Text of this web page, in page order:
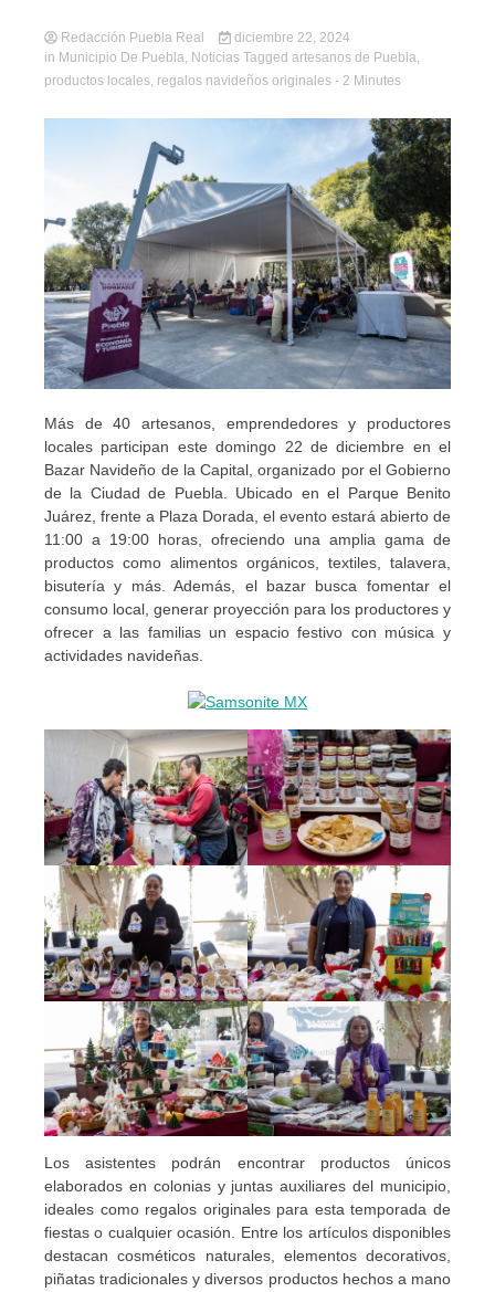
Redacción Puebla Real
diciembre 22, 2024
in Municipio De Puebla, Noticias Tagged artesanos de Puebla,
productos locales, regalos navideños originales - 2 Minutes
Más de 40 artesanos, emprendedores y productores
locales participan este domingo 22 de diciembre en el
Bazar Navideño de la Capital, organizado por el Gobierno
de la Ciudad de Puebla. Ubicado en el Parque Benito
Juárez, frente a Plaza Dorada, el evento estará abierto de
11:00 a 19:00 horas, ofreciendo una amplia gama de
productos como alimentos orgánicos, textiles, talavera,
bisutería y más. Además, el bazar busca fomentar el
consumo local, generar proyección para los productores y
ofrecer a las familias un espacio festivo con música y
actividades navideñas.
Los asistentes podrán encontrar productos únicos
elaborados en colonias y juntas auxiliares del municipio,
ideales como regalos originales para esta temporada de
fiestas o cualquier ocasión. Entre los artículos disponibles
destacan cosméticos naturales, elementos decorativos,
piñatas tradicionales y diversos productos hechos a mano